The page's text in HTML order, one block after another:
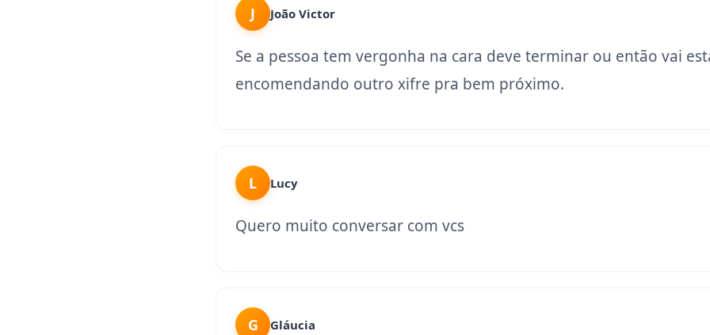
J João Victor
Se a pessoa tem vergonha na cara deve terminar ou então vai
encomendando outro xifre pra bem próximo.
L Lucy
Quero muito conversar com vcs
G Gláucia